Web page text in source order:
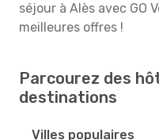
séjour à Alès avec GO
meilleures offres !
Parcourez des
destinations
Villes populaires